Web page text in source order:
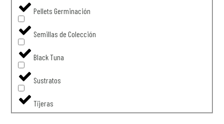
Pellets Germinación
Semillas de Colección
Black Tuna
Sustratos
Tijeras